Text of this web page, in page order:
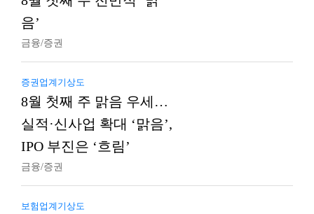
음’
금융/증권
증권업계기상도
8월 첫째 주 맑음 우세…
실적·신사업 확대 ‘맑음’,
IPO 부진은 ‘흐림’
금융/증권
보험업계기상도